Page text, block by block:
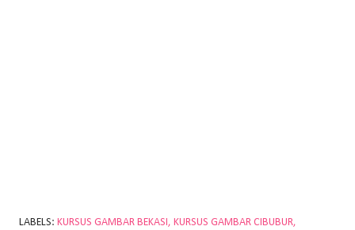
LABELS: KURSUS GAMBAR BEKASI KURSUS GAMBAR CIBUBUR